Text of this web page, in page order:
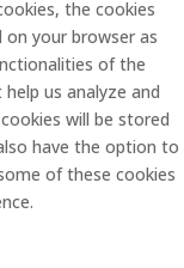
the cookies
your browser as
of the
us analyze and
will be stored
have the option to
of these cookies